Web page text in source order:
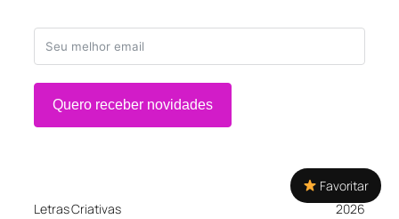
Quero receber novidades
Letras Criativas 2026
Favoritar